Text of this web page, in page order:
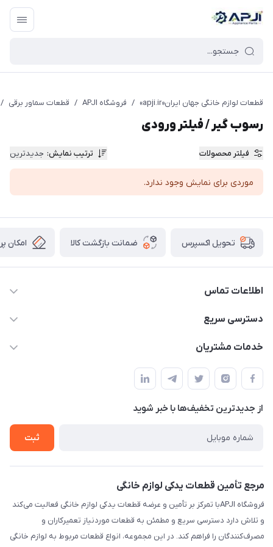
قطعات یدکی و جانبی لوازم خانگی جهان ایران
قطعات لوازم خانگی جهان ایران«apji.ir» / فروشگاه APJI / قطعات سماور برقی /
رسوب گیر / فیلتر ورودی
فیلتر محصولات ترتیب نمایش: جدیدترین
موردی برای نمایش وجود ندارد.
تحویل اکسپرس ضمانت بازگشت کالا امکان
اطلاعات تماس
09106753413
دسترسی سریع
حساب کاربری
لیست محصولات
درباره ما
خدمات مشتریان
قوانین و مقررات
حریم خصوصی
راهنما
از جدید‌ترین تخفیف‌ها با‌ خبر شوید
ثبت
مرجع تأمین قطعات یدکی لوازم خانگی
فروشگاه APJIبا تمرکز بر تأمین و عرضه قطعات یدکی لوازم خانگی فعالیت می‌کند
و تلاش دارد دسترسی سریع و مطمئن به قطعات موردنیاز تعمیرکاران و
مصرف‌کنندگان را فراهم کند. در این مجموعه، انواع قطعات مربوط به لوازم خانگی